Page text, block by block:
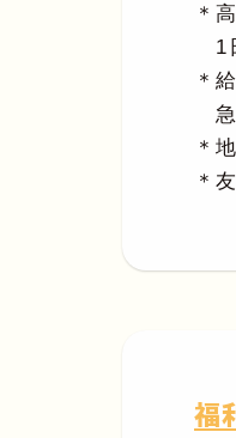
＊
1
＊
急
＊
＊
福